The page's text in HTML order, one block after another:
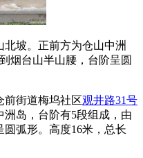
坡。正前方为仓山中洲
烟台山半山腰，台阶呈圆
前街道梅坞社区观井路31号
岛，台阶有5段组成，由
弧形。高度16米，总长